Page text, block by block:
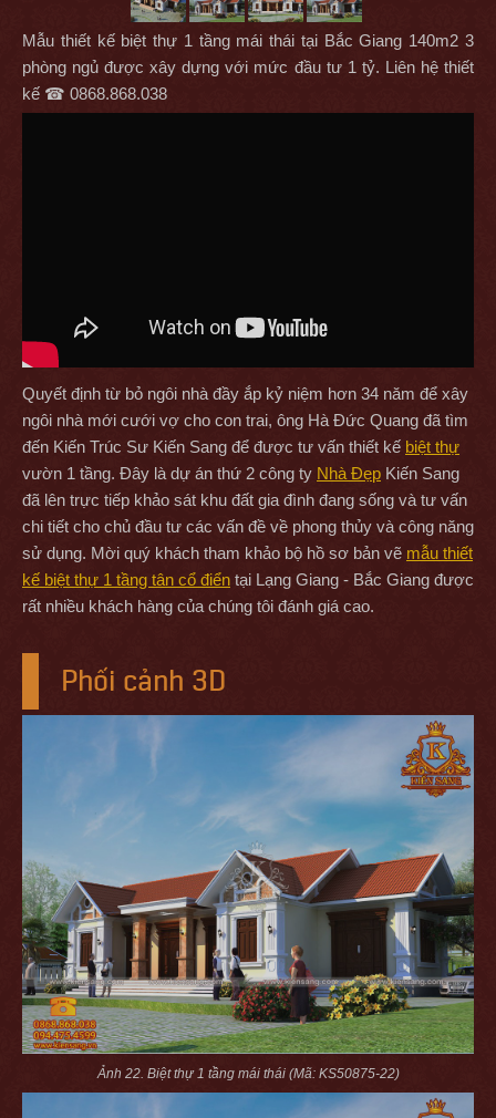
Mẫu thiết kế biệt thự 1 tầng mái thái tại Bắc Giang 140m2 3
phòng ngủ được xây dựng với mức đầu tư 1 tỷ. Liên hệ thiết
kế ☎ 0868.868.038
Quyết định từ bỏ ngôi nhà đầy ắp kỷ niệm hơn 34 năm để xây
ngôi nhà mới cưới vợ cho con trai, ông Hà Đức Quang đã tìm
đến Kiến Trúc Sư Kiến Sang để được tư vấn thiết kế biệt thự
vườn 1 tầng. Đây là dự án thứ 2 công ty Nhà Đẹp Kiến Sang
đã lên trực tiếp khảo sát khu đất gia đình đang sống và tư vấn
chi tiết cho chủ đầu tư các vấn đề về phong thủy và công năng
sử dụng. Mời quý khách tham khảo bộ hồ sơ bản vẽ mẫu thiết
kế biệt thự 1 tầng tân cổ điển tại Lạng Giang - Bắc Giang được
rất nhiều khách hàng của chúng tôi đánh giá cao.
Phối cảnh 3D
Ảnh 22. Biệt thự 1 tầng mái thái (Mã: KS50875-22)